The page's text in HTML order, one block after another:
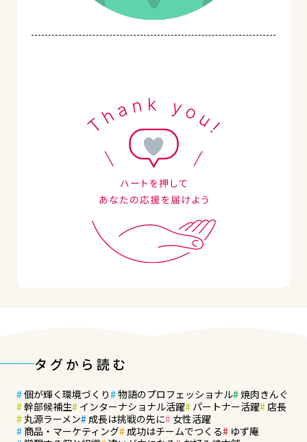
タグから読む
個が輝く環境づくり 物語のプロフェッショナル 焼肉きんぐ
幹部候補生 インターナショナル活躍 パートナー活躍 店長
丸源ラーメン 成長は挑戦の先に
女性活躍
商品・マーケティング 成功はチームでつくる
ゆず庵